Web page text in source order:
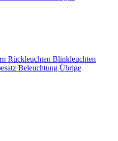
Rückleuchten Blinkleuchten
Beleuchtung Übrige